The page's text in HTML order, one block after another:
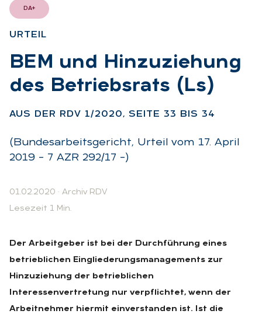
DA+
UR­TEIL
:BEM und Hin­zu­zie­hung
des Be­triebs­rats (Ls)
AUS DER RDV 1/2020, SEI­TE 33 BIS 34
(Bundesarbeitsgericht, Urteil vom 17. April
2019 – 7 AZR 292/17 –)
01.02.2020 · Archiv RDV
Lesezeit 1 Min.
Der Arbeitgeber ist bei der Durchführung eines
betrieblichen Eingliederungsmanagements zur
Hinzuziehung der betrieblichen
Interessenvertretung nur verpflichtet, wenn der
Arbeitnehmer hiermit einverstanden ist. Ist die